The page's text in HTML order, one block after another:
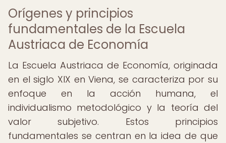
Orígenes y principios
fundamentales de la Escuela
Austriaca de Economía
La Escuela Austriaca de Economía, originada
en el siglo XIX en Viena, se caracteriza por su
enfoque en la acción humana, el
individualismo metodológico y la teoría del
valor subjetivo. Estos principios
fundamentales se centran en la idea de que